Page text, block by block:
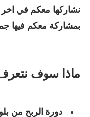
نشاركها معكم في
بمشاركة معكم فيها
ماذا سوف
دورة الربح من بلوجر